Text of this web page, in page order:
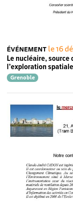
ÉVÉNEMENT le 16
Le nucléaire, source
l’exploration spatiale
Grenoble